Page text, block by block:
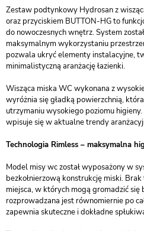
Zestaw podtynkowy Hydrosan z
oraz przyciskiem BUTTON-HG to
do nowoczesnych wnętrz. System
maksymalnym wykorzystaniu
pozwala ukryć elementy instalacyjne,
minimalistyczną aranżację łazienki.
Wisząca miska WC wykonana z
wyróżnia się gładką powierzchnią,
utrzymaniu wysokiego poziomu
wpisuje się w aktualne trendy
Technologia Rimless – maksymalna
Model misy wc został wyposażony w
bezkołnierzową konstrukcję miski.
miejsca, w których mogą gromadzić się
rozprowadzana jest równomiernie po
zapewnia skuteczne i dokładne